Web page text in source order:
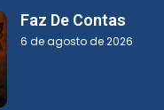
Faz De Contas
6 de agosto de 2026